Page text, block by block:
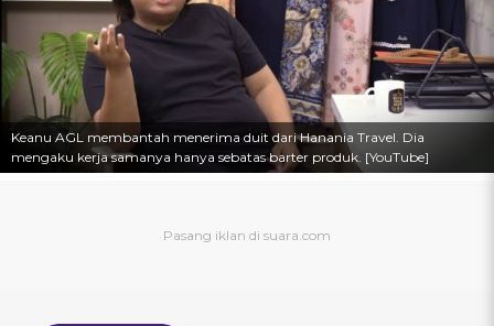
Keanu AGL membantah menerima duit dari Hanania Travel. Dia
mengaku kerja samanya hanya sebatas barter produk. [YouTube]